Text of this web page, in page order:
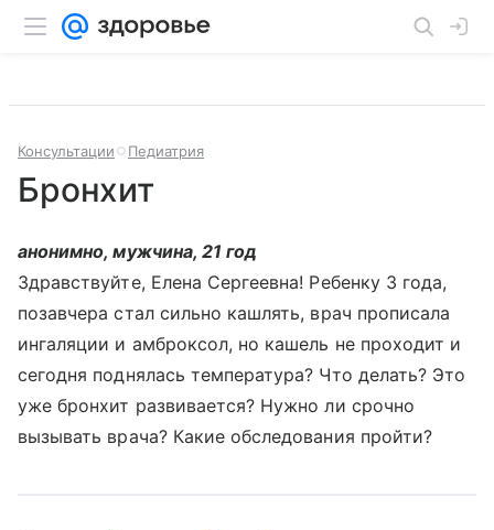
Консультации Педиатрия
Бронхит
анонимно, мужчина, 21 год
Здравствуйте, Елена Сергеевна! Ребенку 3 года,
позавчера стал сильно кашлять, врач прописала
ингаляции и амброксол, но кашель не проходит и
сегодня поднялась температура? Что делать? Это
уже бронхит развивается? Нужно ли срочно
вызывать врача? Какие обследования пройти?